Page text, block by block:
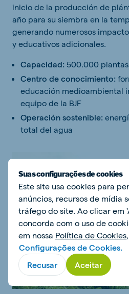
inicio de la producción de
año para su siembra en la
generando numerosos
y educativos adicionales.
Capacidad: 500.000
Centro de conocimiento:
educación medioambiental
equipo de la BJF
Operación sostenible:
total del agua
Suas configurações de cookies
Este site usa cookies para
anúncios, recursos de mídia
tráfego do site. Ao clicar em
concorda com o uso de
em nossa Política de Cookies
Configurações de Cookies.
Recusar
Aceitar